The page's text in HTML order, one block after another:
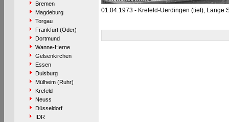
Bremen
Magdeburg
Torgau
Frankfurt (Oder)
Dortmund
Wanne-Herne
Gelsenkirchen
Essen
Duisburg
Mülheim (Ruhr)
Krefeld
Neuss
Düsseldorf
IDR
01.04.1973 - Krefeld-Uerdingen (tief), Lange